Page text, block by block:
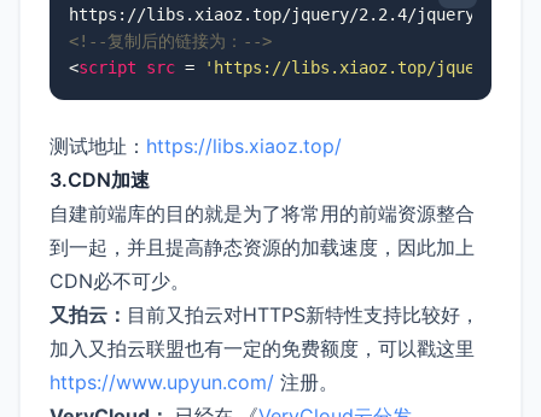
<!--复制后的链接为：-->
<script src = 'https://libs.xiaoz.top/jquery/
测试地址： https://libs.xiaoz.top/
3.CDN加速
自建前端库的目的就是为了将常用的前端资源整合
到一起，并且提高静态资源的加载速度，因此加上
CDN必不可少。
又拍云： 目前又拍云对HTTPS新特性支持比较好，
加入又拍云联盟也有一定的免费额度，可以戳这里
https://www.upyun.com/ 注册。